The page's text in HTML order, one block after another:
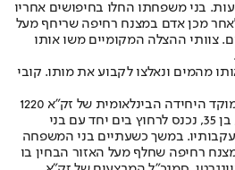
בני משפחתו החלו בחיפושים אחריו
מכן אדם במצנח רחיפה שריחף מעל
צוותי ההצלה המקומיים משו אותו
מהמים ונאלצו לקבוע את מותו. קובי
"אתמול בלילה קיבלתי פנייה במוקד היחידה הבינלאומית של זק"א 1220
מאישה שבעלה תושב ירושלים, בן 35, נכנס לרחוץ בים יחד עם בני
במשך כשעתיים בני המשפחה
רחיפה שחלף מעל האזור הבחין בו